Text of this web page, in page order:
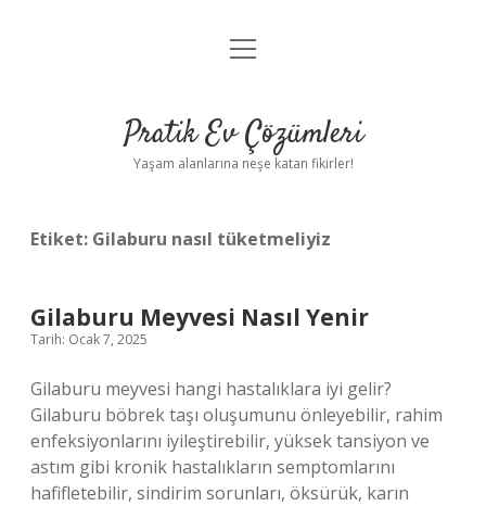
Anasayfa
Yasal Uyarı
menüyü
Pratik Ev Çözümleri
Yaşam alanlarına neşe katan fikirler!
Etiket: Gilaburu nasıl tüketmeliyiz
Gilaburu Meyvesi Nasıl Yenir
Tarih: Ocak 7, 2025
Gilaburu meyvesi hangi hastalıklara iyi gelir?
Gilaburu böbrek taşı oluşumunu önleyebilir, rahim
enfeksiyonlarını iyileştirebilir, yüksek tansiyon ve
astım gibi kronik hastalıkların semptomlarını
hafifletebilir, sindirim sorunları, öksürük, karın